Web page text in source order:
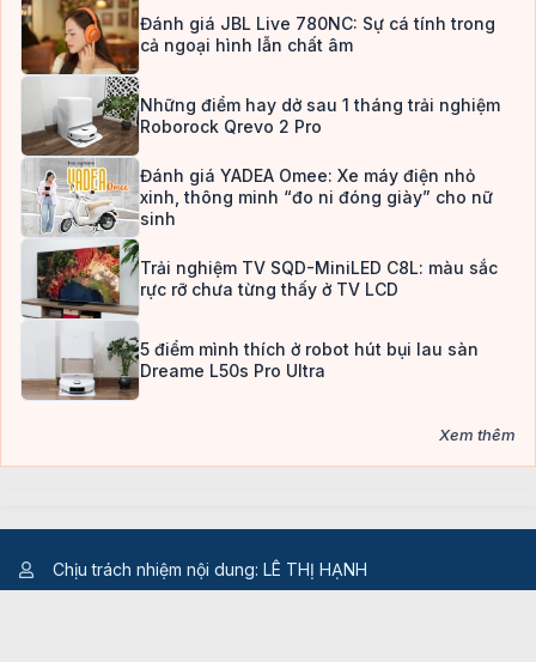
Đánh giá JBL Live 780NC: Sự cá tính trong
cả ngoại hình lẫn chất âm
Những điểm hay dở sau 1 tháng trải nghiệm
Roborock Qrevo 2 Pro
Đánh giá YADEA Omee: Xe máy điện nhỏ
xinh, thông minh “đo ni đóng giày” cho nữ
sinh
Trải nghiệm TV SQD-MiniLED C8L: màu sắc
rực rỡ chưa từng thấy ở TV LCD
5 điểm mình thích ở robot hút bụi lau sàn
Dreame L50s Pro Ultra
Xem thêm
Chịu trách nhiệm nội dung: LÊ THỊ HẠNH